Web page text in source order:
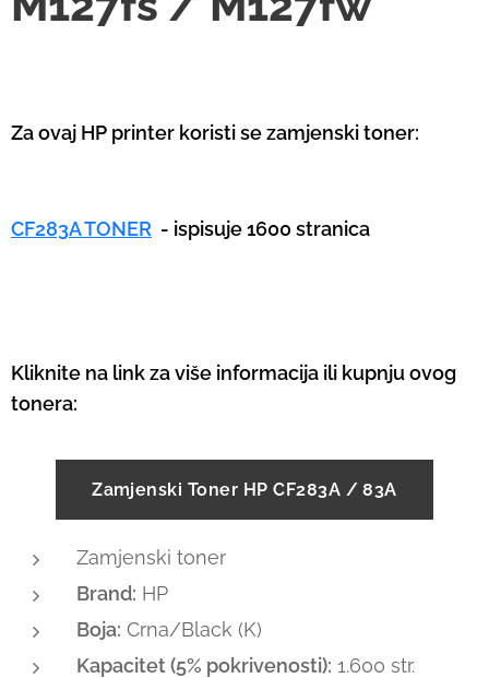
Za ovaj HP printer koristi se zamjenski toner:
CF283A TONER - ispisuje 1600 stranica
Kliknite na link za više informacija ili kupnju ovog
tonera:
Zamjenski Toner HP CF283A / 83A
Zamjenski toner
Brand: HP
Boja: Crna/Black (K)
Kapacitet (5% pokrivenosti): 1.600 str.